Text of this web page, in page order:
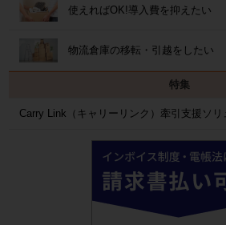
使えればOK!導入費を抑えたい
物流倉庫の移転・引越をしたい
特集
Carry Link（キャリーリンク）牽引支援ソリ